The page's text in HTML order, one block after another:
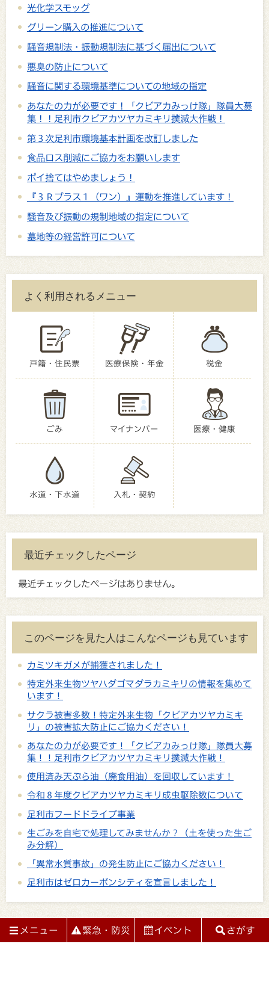
光化学スモッグ
グリーン購入の推進について
騒音規制法・振動規制法に基づく届出について
悪臭の防止について
騒音に関する環境基準についての地域の指定
あなたの力が必要です！「クビアカみっけ隊」隊員大募
集！！足利市クビアカツヤカミキリ撲滅大作戦！
第３次足利市環境基本計画を改訂しました
食品ロス削減にご協力をお願いします
ポイ捨てはやめましょう！
『３Ｒプラス１（ワン）』運動を推進しています！
騒音及び振動の規制地域の指定について
墓地等の経営許可について
よく利用されるメニュー
戸籍・住民票 医療保険・年金 税金
ごみ マイナンバー 医療・健康
水道・下水道 入札・契約
最近チェックしたページ
最近チェックしたページはありません。
このページを見た人はこんなページも見ています
カミツキガメが捕獲されました！
特定外来生物ツヤハダゴマダラカミキリの情報を集めて
います！
サクラ被害多数！特定外来生物「クビアカツヤカミキ
リ」の被害拡大防止にご協力ください！
あなたの力が必要です！「クビアカみっけ隊」隊員大募
集！！足利市クビアカツヤカミキリ撲滅大作戦！
使用済み天ぷら油（廃食用油）を回収しています！
令和８年度クビアカツヤカミキリ成虫駆除数について
足利市フードドライブ事業
生ごみを自宅で処理してみませんか？（土を使った生ご
み分解）
「異常水質事故」の発生防止にご協力ください！
足利市はゼロカーボンシティを宣言しました！
メニュー 緊急・防災 イベント さがす